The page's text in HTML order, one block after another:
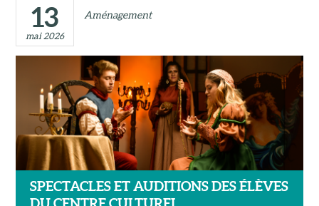
13
mai 2026
Aménagement
SPECTACLES ET AUDITIONS DES ÉLÈVES